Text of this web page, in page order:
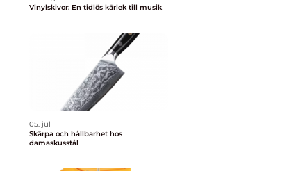
Vinylskivor: En tidlös kärlek till musik
05. jul
Skärpa och hållbarhet hos
damaskusstål